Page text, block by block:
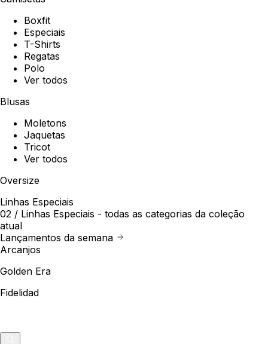
Boxfit
Especiais
T-Shirts
Regatas
Polo
Ver todos
Blusas
Moletons
Jaquetas
Tricot
Ver todos
Oversize
Linhas Especiais
02 / Linhas Especiais - todas as categorias da coleção
atual
Lançamentos da semana
Arcanjos
Golden Era
Fidelidad